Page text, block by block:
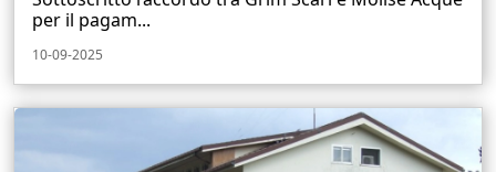
per il pagam...
10-09-2025